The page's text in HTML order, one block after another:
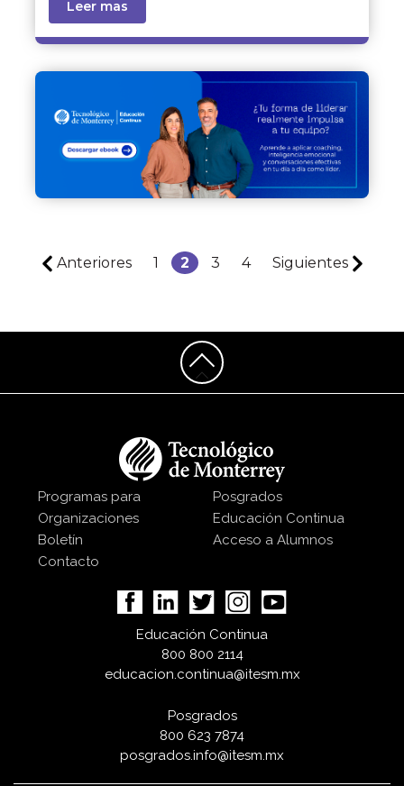
Leer mas
Anteriores 1 2 3 4 Siguientes
Programas para
Organizaciones
Boletín
Contacto
Posgrados
Educación Continua
Acceso a Alumnos
Educación Continua
800 800 2114
educacion.continua@itesm.mx
Posgrados
800 623 7874
posgrados.info@itesm.mx